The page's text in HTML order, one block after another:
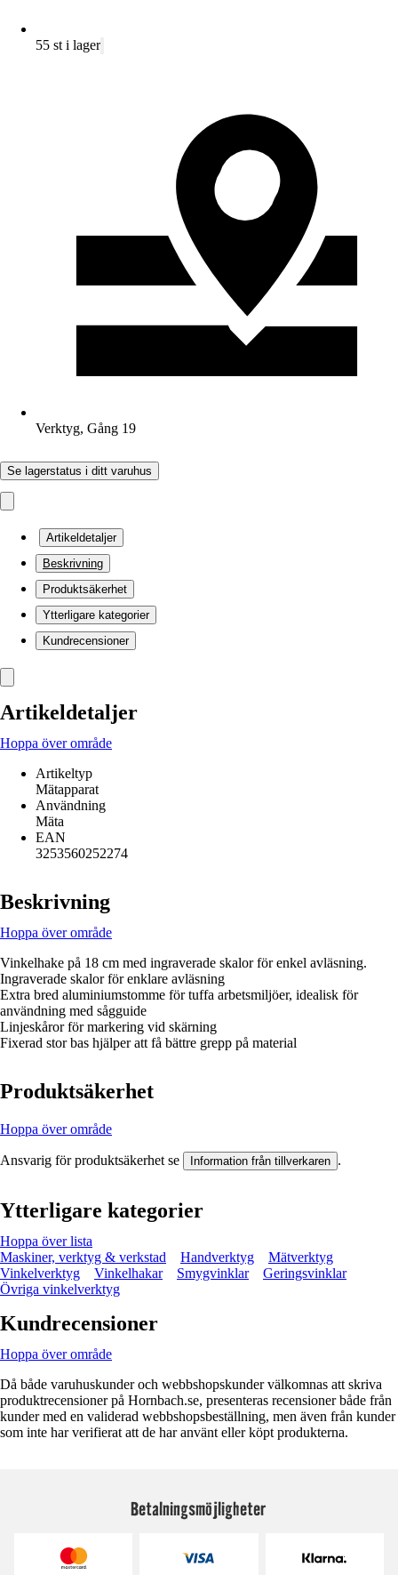
55 st i lager
Verktyg, Gång 19
Se lagerstatus i ditt varuhus
Artikeldetaljer
Beskrivning
Produktsäkerhet
Ytterligare kategorier
Kundrecensioner
Artikeldetaljer
Hoppa över område
Artikeltyp
Mätapparat
Användning
Mäta
EAN
3253560252274
Beskrivning
Hoppa över område
Vinkelhake på 18 cm med ingraverade skalor för enkel avläsning.
Ingraverade skalor för enklare avläsning
Extra bred aluminiumstomme för tuffa arbetsmiljöer, idealisk för
användning med sågguide
Linjeskåror för markering vid skärning
Fixerad stor bas hjälper att få bättre grepp på material
Produktsäkerhet
Hoppa över område
Ansvarig för produktsäkerhet se Information från tillverkaren .
Ytterligare kategorier
Hoppa över lista
Maskiner, verktyg & verkstad
Handverktyg
Mätverktyg
Vinkelverktyg
Vinkelhakar Smygvinklar
Geringsvinklar
Övriga vinkelverktyg
Kundrecensioner
Hoppa över område
Då både varuhuskunder och webbshopskunder välkomnas att skriva
produktrecensioner på Hornbach.se, presenteras recensioner både från
kunder med en validerad webbshopsbeställning, men även från kunder
som inte har verifierat att de har använt eller köpt produkterna.
Betalningsmöjligheter